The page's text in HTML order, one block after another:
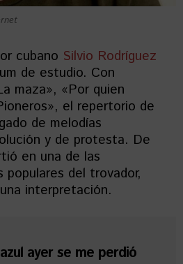
cubano Silvio Rodríguez
de estudio. Con
maza», «Por quien
el repertorio de
de melodías
y de protesta. De
en una de las
populares del trovador,
interpretación.
ayer se me perdió